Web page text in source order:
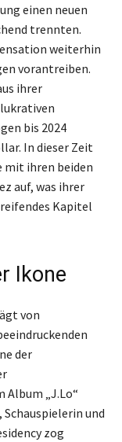
einen neuen
trennten.
weiterhin
vorantreiben.
ihrer
bis 2024
In dieser Zeit
mit ihren beiden
auf, was ihrer
Kapitel
Ikone
von
der
„J.Lo“
und
zog